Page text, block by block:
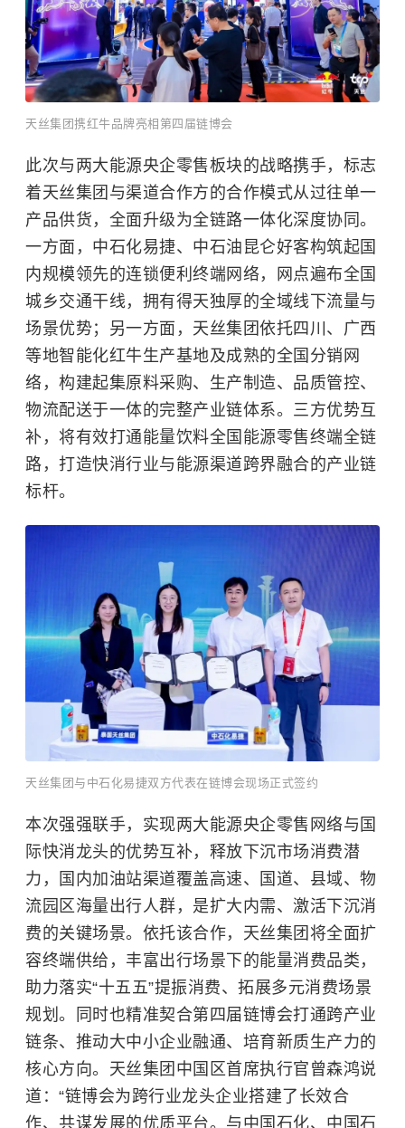
天丝集团携红牛品牌亮相第四届链博会
此次与两大能源央企零售板块的战略携手，标志
着天丝集团与渠道合作方的合作模式从过往单一
产品供货，全面升级为全链路一体化深度协同。
一方面，中石化易捷、中石油昆仑好客构筑起国
内规模领先的连锁便利终端网络，网点遍布全国
城乡交通干线，拥有得天独厚的全域线下流量与
场景优势；另一方面，天丝集团依托四川、广西
等地智能化红牛生产基地及成熟的全国分销网
络，构建起集原料采购、生产制造、品质管控、
物流配送于一体的完整产业链体系。三方优势互
补，将有效打通能量饮料全国能源零售终端全链
路，打造快消行业与能源渠道跨界融合的产业链
标杆。
天丝集团与中石化易捷双方代表在链博会现场正式签约
本次强强联手，实现两大能源央企零售网络与国
际快消龙头的优势互补，释放下沉市场消费潜
力，国内加油站渠道覆盖高速、国道、县域、物
流园区海量出行人群，是扩大内需、激活下沉消
费的关键场景。依托该合作，天丝集团将全面扩
容终端供给，丰富出行场景下的能量消费品类，
助力落实“十五五”提振消费、拓展多元消费场景
规划。同时也精准契合第四届链博会打通跨产业
链条、推动大中小企业融通、培育新质生产力的
核心方向。天丝集团中国区首席执行官曾森鸿说
道：“链博会为跨行业龙头企业搭建了长效合
作、共谋发展的优质平台。与 中国石化、中国石